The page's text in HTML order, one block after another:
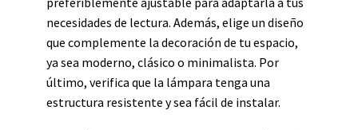
necesidades de lectura. Además, elige un diseño
que complemente la decoración de tu espacio,
ya sea moderno, clásico o minimalista. Por
último, verifica que la lámpara tenga una
estructura resistente y sea fácil de instalar.